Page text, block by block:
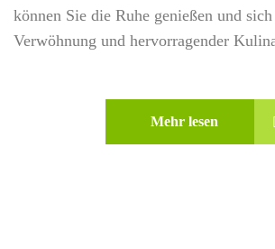
können Sie die Ruhe genießen und
Verwöhnung und hervorragender
Mehr lesen